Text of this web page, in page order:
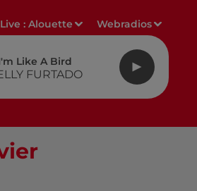
Live :Alouette Webradios
Like A Bird
FURTADO